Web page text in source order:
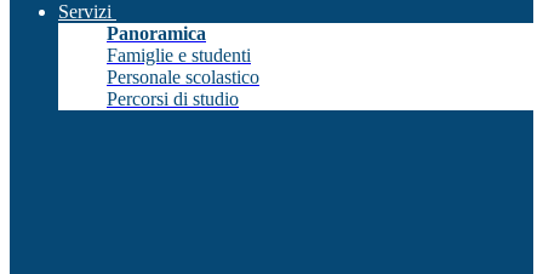
Servizi
Panoramica
Famiglie e studenti
Personale scolastico
Percorsi di studio